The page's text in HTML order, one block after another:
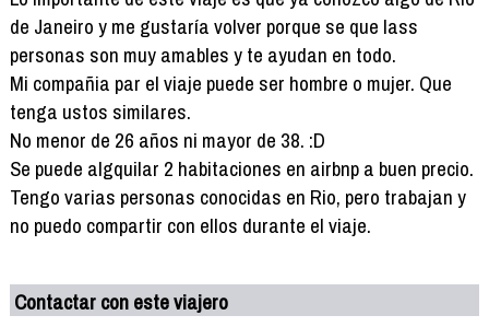
de Janeiro y me gustaría volver porque se que lass
personas son muy amables y te ayudan en todo.
Mi compañia par el viaje puede ser hombre o mujer. Que
tenga ustos similares.
No menor de 26 años ni mayor de 38. :D
Se puede algquilar 2 habitaciones en airbnp a buen precio.
Tengo varias personas conocidas en Rio, pero trabajan y
no puedo compartir con ellos durante el viaje.
Contactar con este viajero